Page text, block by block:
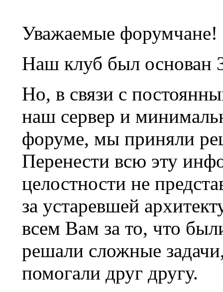
Уважаемые форумчане!
Наш клуб был основан
Но, в связи с
наш сервер и
форуме, мы приняли
Перенести всю эту
целостности не
за устаревшей
всем Вам за то, что
решали сложные
помогали друг другу.